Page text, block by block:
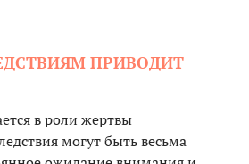
ПРИВОДИТ
в роли жертвы
могут быть весьма